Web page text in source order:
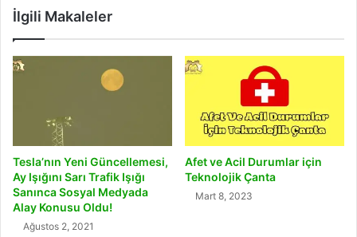
İlgili Makaleler
Tesla’nın Yeni Güncellemesi,
Ay Işığını Sarı Trafik Işığı
Sanınca Sosyal Medyada
Alay Konusu Oldu!
Ağustos 2, 2021
Afet ve Acil Durumlar için
Teknolojik Çanta
Mart 8, 2023